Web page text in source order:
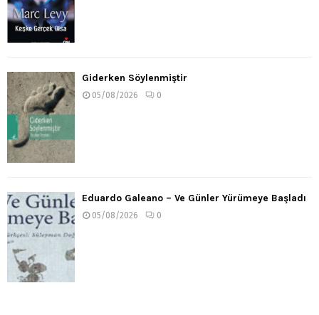
Giderken Söylenmiştir
05/08/2026 0
Eduardo Galeano – Ve Günler Yürümeye Başladı
05/08/2026 0